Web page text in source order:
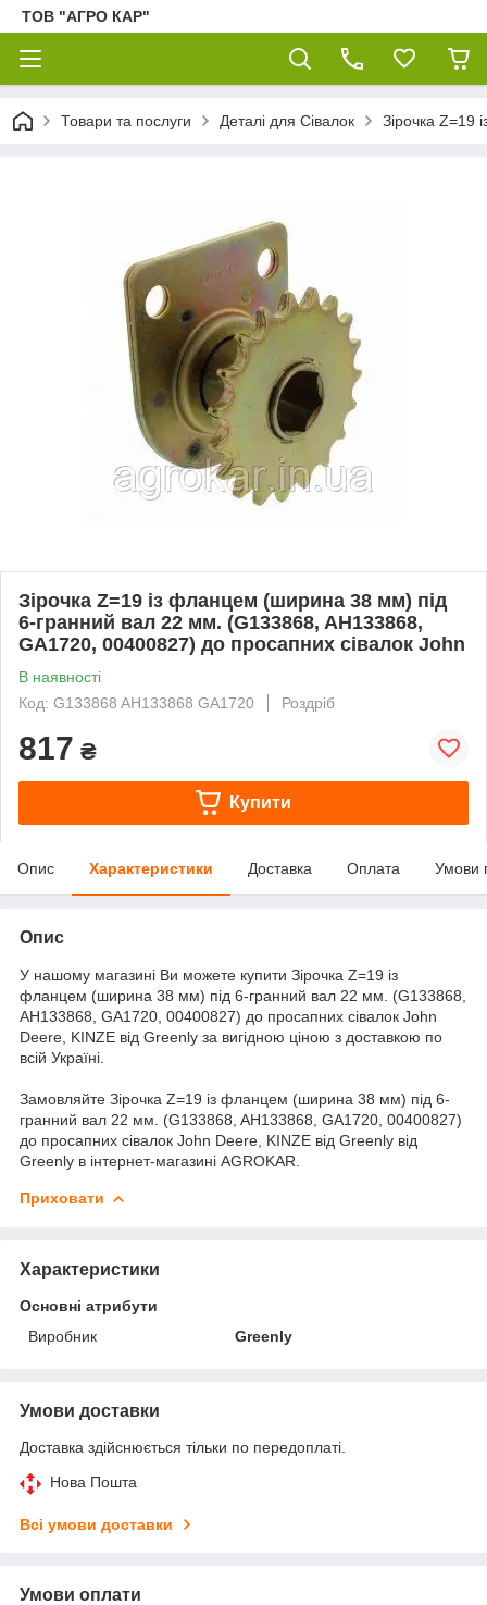
ТОВ "АГРО КАР"
Товари та послуги Деталі для Сівалок Зірочка Z=19
Зірочка Z=19 із фланцем (ширина 38 мм) під
6-гранний вал 22 мм. (G133868, AH133868,
GA1720, 00400827) до просапних сівалок John
В наявності
Код: G133868 AH133868 GA1720
Роздріб
817 ₴
Купити
Опис Характеристики Доставка Оплата Умови
Опис
У нашому магазині Ви можете купити Зірочка Z=19 із
фланцем (ширина 38 мм) під 6-гранний вал 22 мм. (G133868,
AH133868, GA1720, 00400827) до просапних сівалок John
Deere, KINZE від Greenly за вигідною ціною з доставкою по
всій Україні.
Замовляйте Зірочка Z=19 із фланцем (ширина 38 мм) під 6-
гранний вал 22 мм. (G133868, AH133868, GA1720, 00400827)
до просапних сівалок John Deere, KINZE від Greenly від
Greenly в інтернет-магазині AGROKAR.
Приховати
Характеристики
Основні атрибути
Виробник
Greenly
Умови доставки
Доставка здійснюється тільки по передоплаті.
Нова Пошта
Всі умови доставки
Умови оплати